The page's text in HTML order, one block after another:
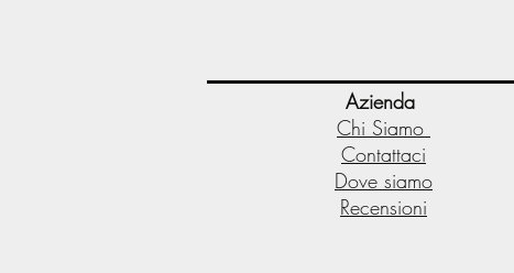
Azienda
Chi Siamo
Contattaci
Dove siamo
Recensioni